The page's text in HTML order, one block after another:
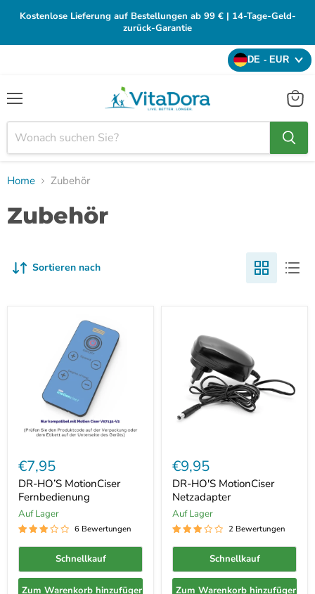
Kostenlose Lieferung auf Bestellungen ab 99 € | 14-Tage-Geld-
zurück-Garantie
DE - EUR
Home Zubehör
Zubehör
Sortieren nach
HO’S
MotionCiser
Fernbedienung
€7,95
DR-HO’S MotionCiser
Fernbedienung
Auf Lager
6 Bewertungen
Schnellkauf
Zum Warenkorb hinzufügen
HO'S
MotionCiser
Netzadapter
€9,95
DR-HO'S MotionCiser
Netzadapter
Auf Lager
2 Bewertungen
Schnellkauf
Zum Warenkorb hinzufügen